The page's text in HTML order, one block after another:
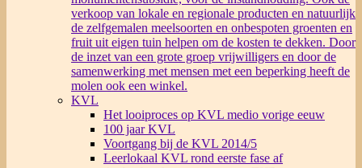
verkoop van lokale en regionale producten en natuurlijk
de zelfgemalen meelsoorten en onbespoten groenten en
fruit uit eigen tuin helpen om de kosten te dekken. Door
de inzet van een grote groep vrijwilligers en door de
samenwerking met mensen met een beperking heeft de
molen ook een winkel.
KVL
Het looiproces op KVL medio vorige eeuw
100 jaar KVL
Voortgang bij de KVL 2014/5
Leerlokaal KVL rond eerste fase af